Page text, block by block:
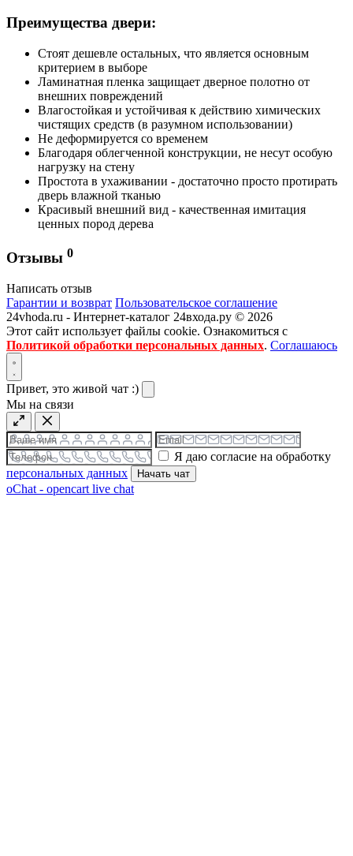
Преимущества двери:
Стоят дешевле остальных, что является основным
критерием в выборе
Ламинатная пленка защищает дверное полотно от
внешних повреждений
Влагостойкая и устойчивая к действию химических
чистящих средств (в разумном использовании)
Не деформируется со временем
Благодаря облегченной конструкции, не несут особую
нагрузку на стену
Простота в ухаживании - достаточно просто протирать
дверь влажной тканью
Красивый внешний вид - качественная имитация
ценных пород дерева
Отзывы 0
Написать отзыв
Гарантии и возврат Пользовательское соглашение
24vhoda.ru - Интернет-каталог 24входа.ру © 2026
Этот сайт использует файлы cookie. Ознакомиться с
Политикой обработки персональных данных. Соглашаюсь
Привет, это живой чат :)
Мы на связи
Я даю согласие на обработку
персональных данных
Начать чат
oChat - opencart live chat